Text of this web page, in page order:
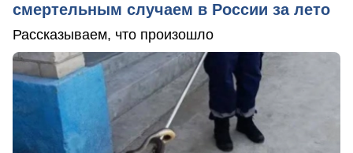
смертельным случаем в России за лето
Рассказываем, что произошло